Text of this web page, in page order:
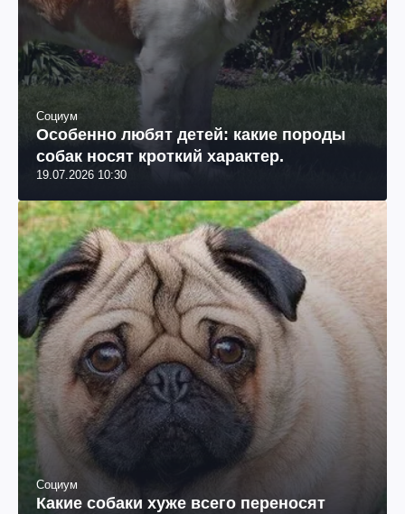
Социум
Особенно любят детей: какие породы
собак носят кроткий характер.
19.07.2026 10:30
Социум
Какие собаки хуже всего переносят